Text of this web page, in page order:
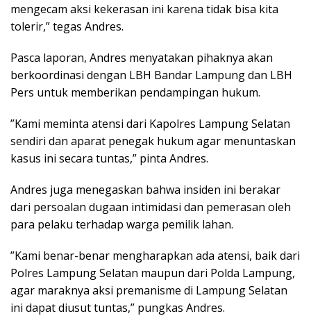
mengecam aksi kekerasan ini karena tidak bisa kita
tolerir,” tegas Andres.
​Pasca laporan, Andres menyatakan pihaknya akan
berkoordinasi dengan LBH Bandar Lampung dan LBH
Pers untuk memberikan pendampingan hukum.
​”Kami meminta atensi dari Kapolres Lampung Selatan
sendiri dan aparat penegak hukum agar menuntaskan
kasus ini secara tuntas,” pinta Andres.
​Andres juga menegaskan bahwa insiden ini berakar
dari persoalan dugaan intimidasi dan pemerasan oleh
para pelaku terhadap warga pemilik lahan.
​”Kami benar-benar mengharapkan ada atensi, baik dari
Polres Lampung Selatan maupun dari Polda Lampung,
agar maraknya aksi premanisme di Lampung Selatan
ini dapat diusut tuntas,” pungkas Andres.